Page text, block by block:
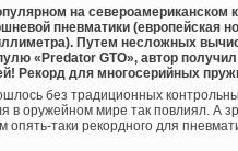
на
пневматики (европейская
Путем несложных
«Predator GTO», автор
Рекорд для многосерийных
без традиционных
в оружейном мире так повлиял. А
опять-таки рекордного для